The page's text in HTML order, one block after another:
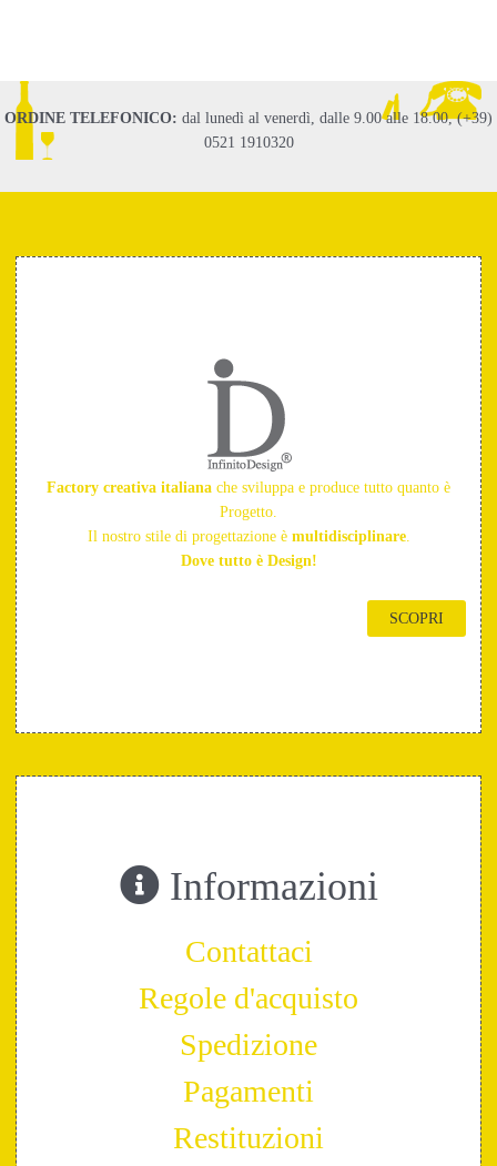
ORDINE TELEFONICO: dal lunedì al venerdì, dalle 9.00 alle 18.00, (+39)
0521 1910320
Factory creativa italiana che sviluppa e produce tutto quanto è
Progetto.
Il nostro stile di progettazione è multidisciplinare.
Dove tutto è Design!
SCOPRI
Informazioni
Contattaci
Regole d'acquisto
Spedizione
Pagamenti
Restituzioni